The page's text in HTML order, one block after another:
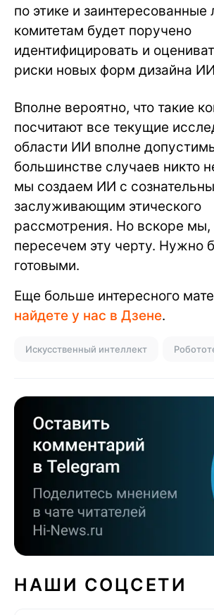
по этике и
комитетам будет поручено
идентифицировать и
риски новых форм дизайна
Вполне вероятно, что такие
посчитают все текущие
области ИИ вполне
большинстве случаев никто
мы создаем ИИ с
заслуживающим этического
рассмотрения. Но вскоре
пересечем эту черту. Нужно
готовыми.
Еще больше интересного
найдете у нас в Дзене.
Искусственный интеллект
НАШИ СОЦСЕТИ